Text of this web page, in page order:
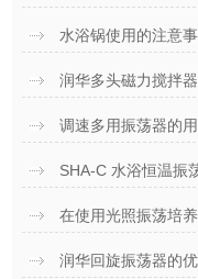
水浴锅使用的注意
润华多头磁力搅拌
调速多用振荡器的
SHA-C 水浴恒温振
在使用光照振荡培
润华回旋振荡器的